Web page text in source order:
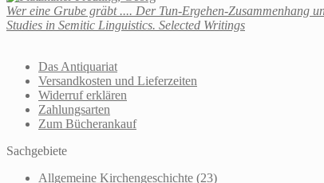
Wer eine Grube gräbt .... Der Tun-Ergehen-Zusammenhang
Studies in Semitic Linguistics. Selected Writings
Das Antiquariat
Versandkosten und Lieferzeiten
Widerruf erklären
Zahlungsarten
Zum Bücherankauf
Sachgebiete
Allgemeine Kirchengeschichte (23)